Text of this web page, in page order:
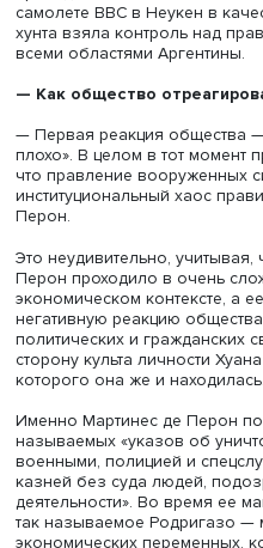
Хронология событий 24
ночи в среду, 24 марта
Эстела Мартинес де
села в вертолет,
Оливос, президентскую
севере Буэнос-Айреса.
Однако уже в середине
и приземлился в
объявили, что
руки вооруженные силы
президента. После этого
самолете ВВС в Неукен в
хунта взяла контроль
всеми областями
— Как общество
— Первая реакция
плохо». В целом в тот
что правление
институциональный хаос
Перон.